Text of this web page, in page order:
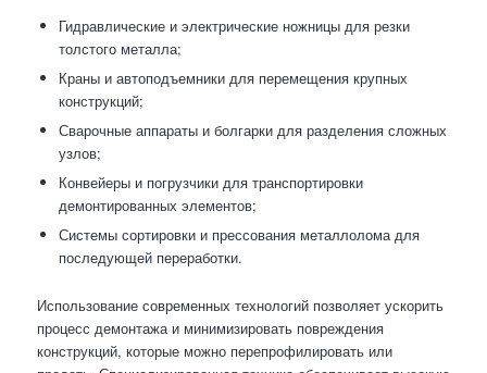
Гидравлические и электрические ножницы для резки
толстого металла;
Краны и автоподъемники для перемещения крупных
конструкций;
Сварочные аппараты и болгарки для разделения сложных
узлов;
Конвейеры и погрузчики для транспортировки
демонтированных элементов;
Системы сортировки и прессования металлолома для
последующей переработки.
Использование современных технологий позволяет ускорить
процесс демонтажа и минимизировать повреждения
конструкций, которые можно перепрофилировать или